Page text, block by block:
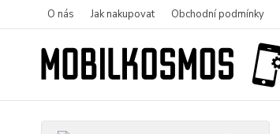
O nás Jak nakupovat Obchodní podmínky